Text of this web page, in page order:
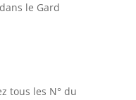
le Gard
tous les N° du